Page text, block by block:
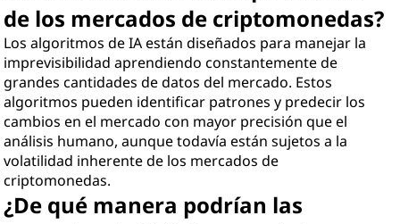
de los mercados de criptomonedas?
Los algoritmos de IA están diseñados para manejar la
imprevisibilidad aprendiendo constantemente de
grandes cantidades de datos del mercado. Estos
algoritmos pueden identificar patrones y predecir los
cambios en el mercado con mayor precisión que el
análisis humano, aunque todavía están sujetos a la
volatilidad inherente de los mercados de
criptomonedas.
¿De qué manera podrían las